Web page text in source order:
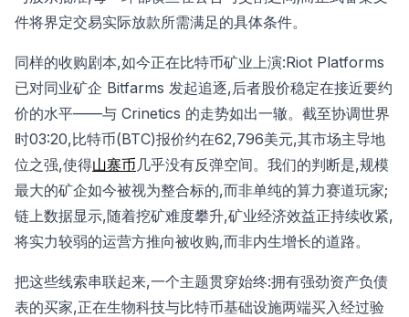
件将界定交易实际放款所需满足的具体条件。
同样的收购剧本,如今正在比特币矿业上演:Riot Platforms
已对同业矿企 Bitfarms 发起追逐,后者股价稳定在接近要约
价的水平——与 Crinetics 的走势如出一辙。截至协调世界
时03:20,比特币(BTC)报价约在62,796美元,其市场主导地
位之强,使得山寨币几乎没有反弹空间。我们的判断是,规模
最大的矿企如今被视为整合标的,而非单纯的算力赛道玩家;
链上数据显示,随着挖矿难度攀升,矿业经济效益正持续收紧,
将实力较弱的运营方推向被收购,而非内生增长的道路。
把这些线索串联起来,一个主题贯穿始终:拥有强劲资产负债
表的买家,正在生物科技与比特币基础设施两端买入经过验